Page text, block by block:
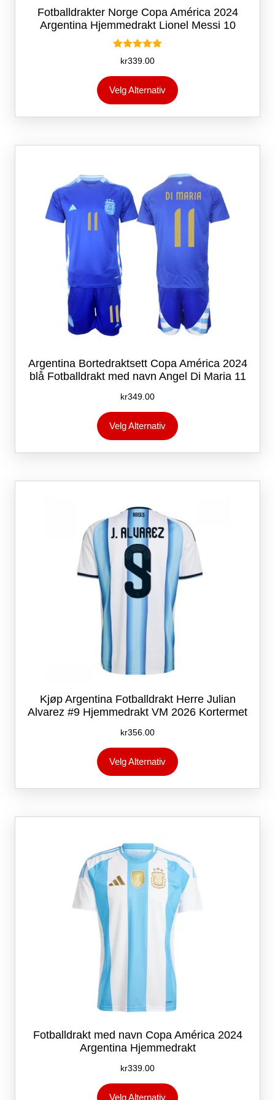
Fotballdrakter Norge Copa América 2024
Argentina Hjemmedrakt Lionel Messi 10
Vurdert
5.00
av 5
kr339.00
Velg Alternativ
produktet
flere
Alternativene
velges
på
produktsiden
Argentina Bortedraktsett Copa América 2024
blå Fotballdrakt med navn Angel Di Maria 11
kr349.00
Velg Alternativ
produktet
flere
Alternativene
på
produktsiden
Kjøp Argentina Fotballdrakt Herre Julian
Alvarez #9 Hjemmedrakt VM 2026 Kortermet
kr356.00
Velg Alternativ
produktet
flere
Alternativene
på
produktsiden
Fotballdrakt med navn Copa América 2024
Argentina Hjemmedrakt
kr339.00
Velg Alternativ